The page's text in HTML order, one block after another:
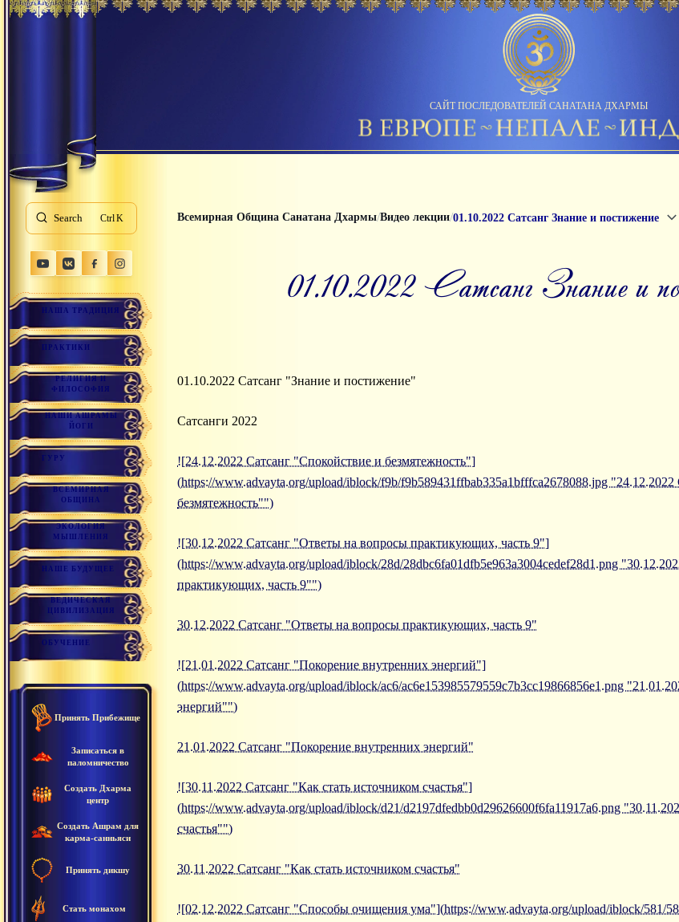
САЙТ ПОСЛЕДОВАТЕЛЕЙ САНАТАНА ДХАРМЫ
Search K
НАША ТРАДИЦИЯ
ПРАКТИКИ
РЕЛИГИЯ И
ФИЛОСОФИЯ
НАШИ АШРАМЫ
ЙОГИ
ГУРУ
ВСЕМИРНАЯ
ОБЩИНА
ЭКОЛОГИЯ
МЫШЛЕНИЯ
НАШЕ БУДУЩЕЕ
ВЕДИЧЕСКАЯ
ЦИВИЛИЗАЦИЯ
ОБУЧЕНИЕ
Принять Прибежище
Записаться в
паломничество
Создать Дхарма
центр
Создать Ашрам для
карма-санньяси
Принять дикшу
Стать монахом
Всемирная Община Санатана Дхармы/Видео лекции/01.10.2022 Сатсанг Знание и постижение
01.10.2022 Сатсанг Знание и
01.10.2022 Сатсанг "Знание и постижение"
Сатсанги 2022
![24.12.2022 Сатсанг "Спокойствие и безмятежность"]
(https://www.advayta.org/upload/iblock/f9b/f9b589431ffbab335a1bfffca2678088.jpg
безмятежность"")
![30.12.2022 Сатсанг "Ответы на вопросы практикующих, часть 9"]
(https://www.advayta.org/upload/iblock/28d/28dbc6fa01dfb5e963a3004cedef28d1.png
практикующих, часть 9"")
30.12.2022 Сатсанг "Ответы на вопросы практикующих, часть 9"
![21.01.2022 Сатсанг "Покорение внутренних энергий"]
(https://www.advayta.org/upload/iblock/ac6/ac6e153985579559c7b3cc19866856e1.png
энергий"")
21.01.2022 Сатсанг "Покорение внутренних энергий"
![30.11.2022 Сатсанг "Как стать источником счастья"]
(https://www.advayta.org/upload/iblock/d21/d2197dfedbb0d29626600f6fa11917a6.png
счастья"")
30.11.2022 Сатсанг "Как стать источником счастья"
![02.12.2022 Сатсанг "Способы очищения ума"](https://www.advayta.org/upload/iblock/581/